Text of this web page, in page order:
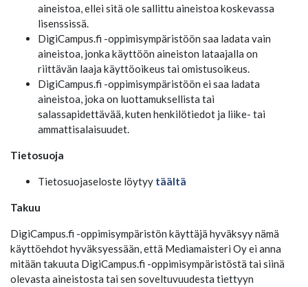
aineistoa, ellei sitä ole sallittu aineistoa koskevassa
lisenssissä.
DigiCampus.fi -oppimisympäristöön saa ladata vain
aineistoa, jonka käyttöön aineiston lataajalla on
riittävän laaja käyttöoikeus tai omistusoikeus.
DigiCampus.fi -oppimisympäristöön ei saa ladata
aineistoa, joka on luottamuksellista tai
salassapidettävää, kuten henkilötiedot ja liike- tai
ammattisalaisuudet.
Tietosuoja
Tietosuojaseloste löytyy täältä
Takuu
DigiCampus.fi -oppimisympäristön käyttäjä hyväksyy nämä
käyttöehdot hyväksyessään, että Mediamaisteri Oy ei anna
mitään takuuta DigiCampus.fi -oppimisympäristöstä tai siinä
olevasta aineistosta tai sen soveltuvuudesta tiettyyn